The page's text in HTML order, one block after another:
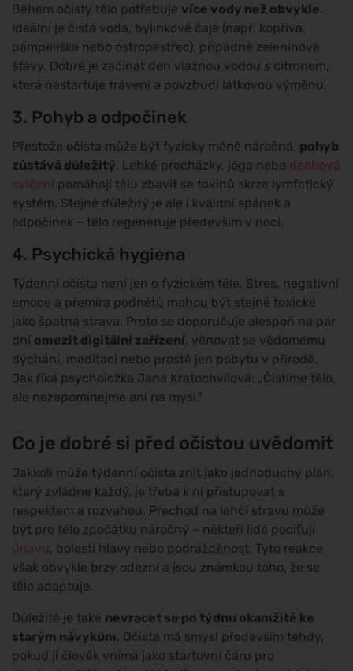
Během očisty tělo potřebuje více vody než obvykle.
Ideální je čistá voda, bylinkové čaje (např. kopřiva,
pampeliška nebo ostropestřec), případně zeleninové
šťávy. Dobré je začínat den vlažnou vodou s citronem,
která nastartuje trávení a povzbudí látkovou výměnu.
3. Pohyb a odpočinek
Přestože očista může být fyzicky méně náročná, pohyb
zůstává důležitý. Lehké procházky, jóga nebo dechová
cvičení pomáhají tělu zbavit se toxinů skrze lymfatický
systém. Stejně důležitý je ale i kvalitní spánek a
odpočinek – tělo regeneruje především v noci.
4. Psychická hygiena
Týdenní očista není jen o fyzickém těle. Stres, negativní
emoce a přemíra podnětů mohou být stejně toxické
jako špatná strava. Proto se doporučuje alespoň na pár
dní omezit digitální zařízení, věnovat se vědomému
dýchání, meditaci nebo prostě jen pobytu v přírodě.
Jak říká psycholožka Jana Kratochvílová: „Čistíme tělo,
ale nezapomínejme ani na mysl."
Co je dobré si před očistou uvědomit
Jakkoli může týdenní očista znít jako jednoduchý plán,
který zvládne každý, je třeba k ní přistupovat s
respektem a rozvahou. Přechod na lehčí stravu může
být pro tělo zpočátku náročný – někteří lidé pociťují
únavu, bolesti hlavy nebo podrážděnost. Tyto reakce
však obvykle brzy odezní a jsou známkou toho, že se
tělo adaptuje.
Důležité je také nevracet se po týdnu okamžitě ke
starým návykům. Očista má smysl především tehdy,
pokud ji člověk vnímá jako startovní čáru pro